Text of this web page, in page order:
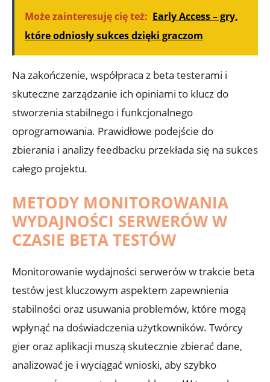
Może zainteresuję cię też: Early Access – gry,
które odniosły sukces dzięki graczom
Na⁤ zakończenie, współpraca z ‍beta testerami i
skuteczne⁤ zarządzanie ‍ich opiniami to ‌klucz do
stworzenia stabilnego i funkcjonalnego
oprogramowania. Prawidłowe ​podejście⁤ do
zbierania i analizy feedbacku przekłada‍ się na sukces
całego‌ projektu.
METODY MONITOROWANIA⁤
WYDAJNOŚCI ​SERWERÓW W⁤
CZASIE BETA ⁤TESTÓW
Monitorowanie ⁤wydajności⁢ serwerów w trakcie⁤ beta
testów jest kluczowym aspektem zapewnienia
‌stabilności⁣ oraz usuwania problemów, które mogą
wpłynąć ‌na ​doświadczenia użytkowników. Twórcy
gier oraz aplikacji muszą ⁣skutecznie zbierać dane,
analizować je i wyciągać wnioski, aby szybko